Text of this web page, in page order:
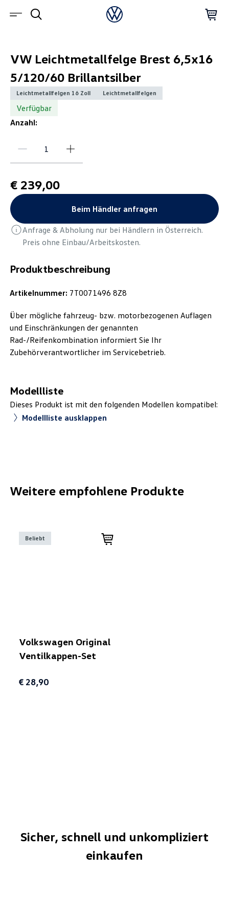
Produktbeschreibung
Artikelnummer: 7T0071496 8Z8
Über mögliche fahrzeug- bzw. motorbezogenen Auflagen
und Einschränkungen der genannten
Rad-/Reifenkombination informiert Sie Ihr
Zubehörverantwortlicher im Servicebetrieb.
Modellliste
Dieses Produkt ist mit den folgenden Modellen kompatibel:
Modellliste ausklappen
VW Leichtmetallfelge Brest 6,5x16
5/120/60 Brillantsilber
Leichtmetallfelgen 16 Zoll Leichtmetallfelgen
Verfügbar
Anzahl:
€ 239,00
Beim Händler anfragen
Anfrage & Abholung nur bei Händlern in Österreich.
Preis ohne Einbau/Arbeitskosten.
Weitere empfohlene Produkte
Beliebt
Volkswagen Original
Ventilkappen-Set
€ 28,90
Sicher, schnell und unkompliziert
einkaufen